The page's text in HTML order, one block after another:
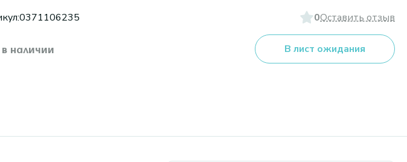
0371106235 0Оставить отзыв
наличии В лист ожидания